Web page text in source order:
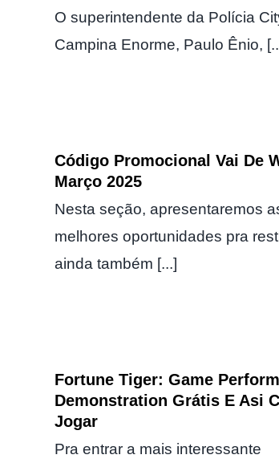
O superintendente da Polícia
Campina Enorme, Paulo Ênio,
Código Promocional Vai De
Março 2025
Nesta seção, apresentaremos
melhores oportunidades pra
ainda também [...]
Fortune Tiger: Game
Demonstration Grátis E Asi
Jogar
Pra entrar a mais interessante